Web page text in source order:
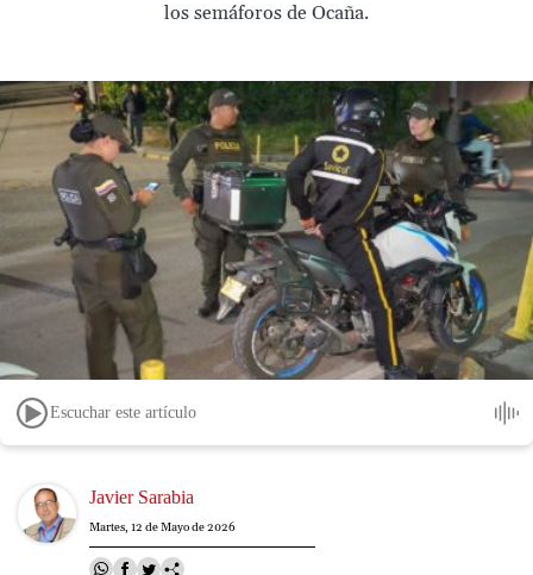
los semáforos de Ocaña.
Escuchar este artículo
Image Javier Sarabia
Martes, 12 de Mayo de 2026